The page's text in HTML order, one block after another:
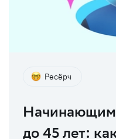
Ресёрч
Начинающим
до 45 лет: